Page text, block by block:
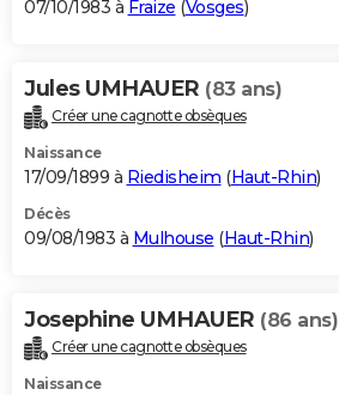
07/10/1983 à Fraize (Vosges)
Jules UMHAUER (83 ans)
Créer une cagnotte obsèques
Naissance
17/09/1899 à Riedisheim (Haut-Rhin)
Décès
09/08/1983 à Mulhouse (Haut-Rhin)
Josephine UMHAUER (86 ans)
Créer une cagnotte obsèques
Naissance